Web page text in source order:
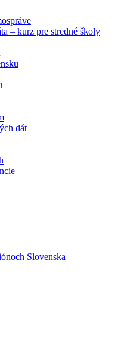
– kurz pre stredné školy
dát
Slovenska